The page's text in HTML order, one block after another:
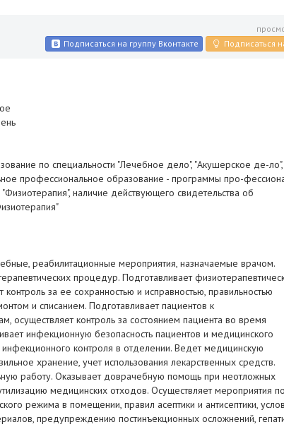
Подписаться
Подписаться на группу Вконтакте
по специальности "Лечебное дело", "Акушерское де-ло",
профессиональное образование - программы про-
наличие действующего свидетельства об
реабилитационные мероприятия, назначаемые врачом.
процедур. Подготавливает
контроль за ее сохранностью и исправностью, правильностью
и списанием. Подготавливает пациентов к
осуществляет контроль за состоянием пациента во время
инфекционную безопасность пациентов и медицинского
контроля в отделении. Ведет медицинскую
хранение, учет использования лекарственных средств.
работу. Оказывает доврачебную помощь при неотложных
медицинских отходов. Осуществляет мероприятия по
режима в помещении, правил асептики и антисептики,
предупреждению постинъекционных осложнений,